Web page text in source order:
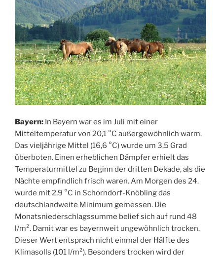
Bayern: In Bayern war es im Juli mit einer
Mitteltemperatur von 20,1 °C außergewöhnlich warm.
Das vieljährige Mittel (16,6 °C) wurde um 3,5 Grad
überboten. Einen erheblichen Dämpfer erhielt das
Temperaturmittel zu Beginn der dritten Dekade, als die
Nächte empfindlich frisch waren. Am Morgen des 24.
wurde mit 2,9 °C in Schorndorf-Knöbling das
deutschlandweite Minimum gemessen. Die
Monatsniederschlagssumme belief sich auf rund 48
l/m². Damit war es bayernweit ungewöhnlich trocken.
Dieser Wert entsprach nicht einmal der Hälfte des
Klimasolls (101 l/m²). Besonders trocken wird der